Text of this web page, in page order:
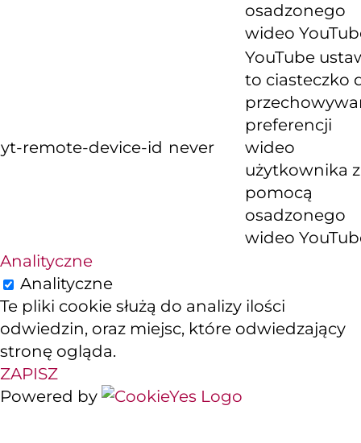
osadzonego
wideo
yt-remote-device-id never
YouTube
to ciasteczko
preferencji
wideo
użytkownika
pomocą
osadzonego
wideo
Analityczne
Analityczne
Te pliki cookie służą do analizy ilości
odwiedzin, oraz miejsc, które odwiedzający
stronę ogląda.
ZAPISZ
Powered by